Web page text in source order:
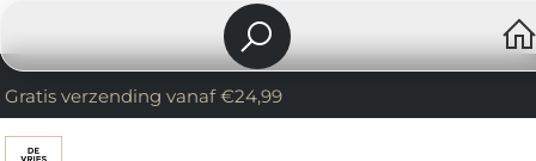
Gratis verzending vanaf €24,99